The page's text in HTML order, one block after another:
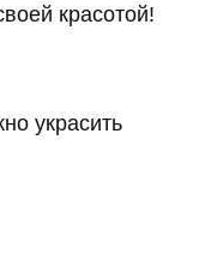
красотой!
украсить